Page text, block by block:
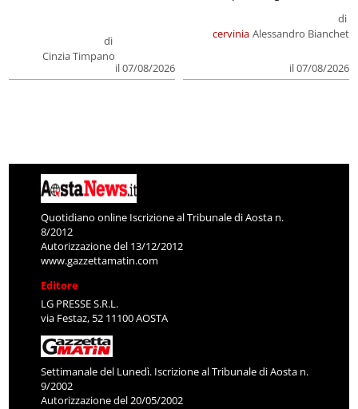
di
Cinzia Timpano
il 07/08/2026
cervinia
di
Alessandro Bianchet
il 07/08/2026
Quotidiano online Iscrizione al Tribunale di Aosta n.
8/2012
Autorizzazione del 13/12/2012
www.gazzettamatin.com
Editore
LG PRESSE S.R.L.
via Festaz, 52 11100 AOSTA
Settimanale del Lunedì. Iscrizione al Tribunale di Aosta n.
9/2002
Autorizzazione del 20/05/2002